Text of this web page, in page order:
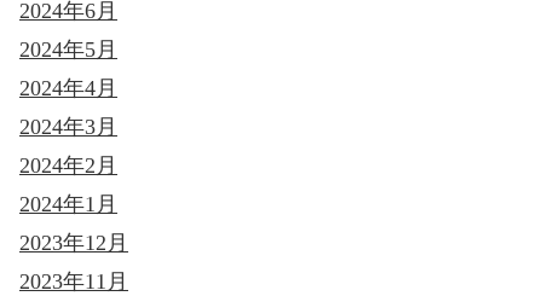
2024年6月
2024年5月
2024年4月
2024年3月
2024年2月
2024年1月
2023年12月
2023年11月